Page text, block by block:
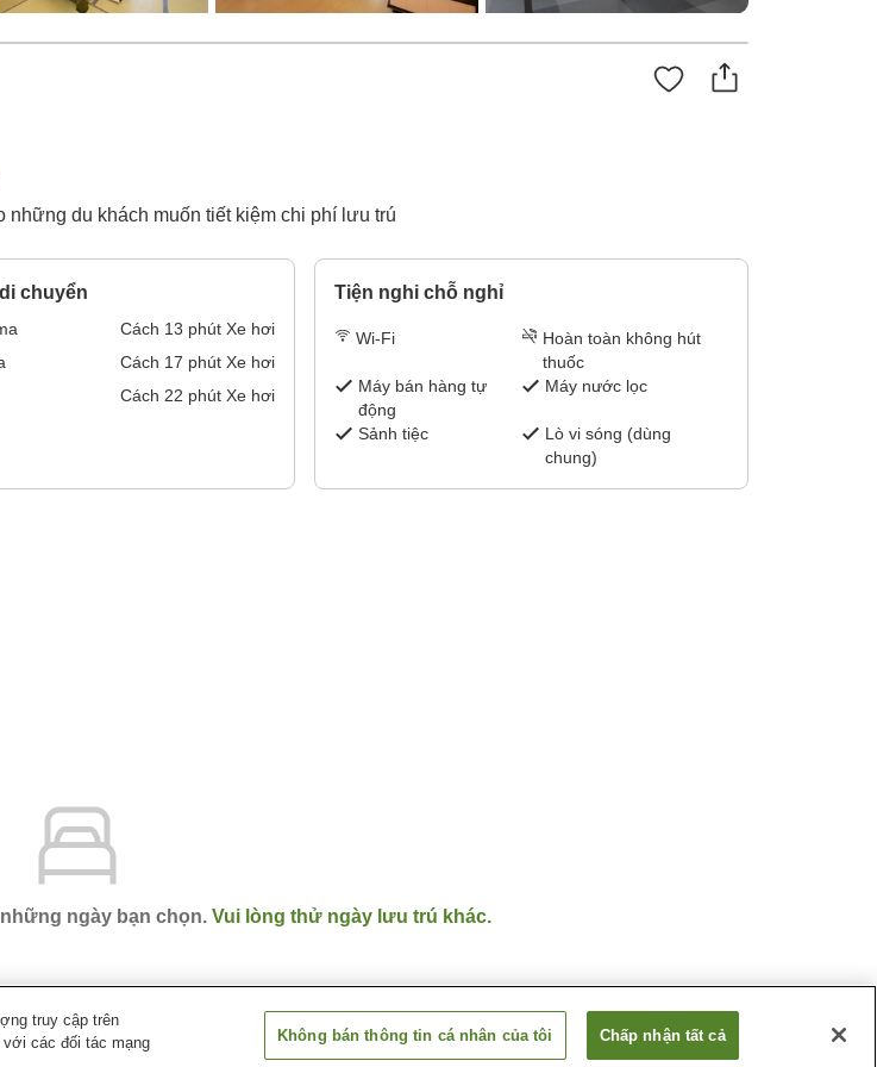
du khách muốn tiết kiệm chi phí lưu trú
chuyển
Cách 13 phút Xe hơi
Cách 17 phút Xe hơi
Cách 22 phút Xe hơi
Tiện nghi chỗ nghỉ
Wi-Fi
Hoàn toàn không hút
thuốc
Máy bán hàng tự
động
Máy nước lọc
Sảnh tiệc
Lò vi sóng (dùng
chung)
ngày bạn chọn. Vui lòng thử ngày lưu trú khác.
Kishu Hanto
truy cập trên
với các đối tác mạng
Không bán thông tin cá nhân của tôi Chấp nhận tất cả